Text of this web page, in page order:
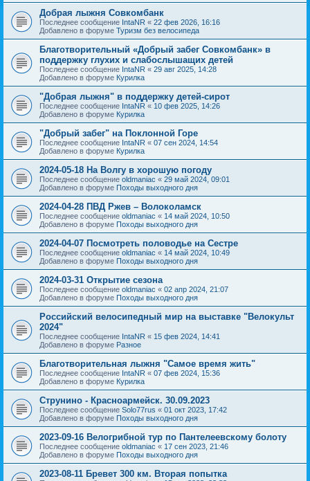
Добрая лыжня Совкомбанк
Последнее сообщение IntaNR « 22 фев 2026, 16:16
Добавлено в форуме Туризм без велосипеда
Благотворительный «Добрый забег Совкомбанк» в
поддержку глухих и слабослышащих детей
Последнее сообщение IntaNR « 29 авг 2025, 14:28
Добавлено в форуме Курилка
"Добрая лыжня" в поддержку детей-сирот
Последнее сообщение IntaNR « 10 фев 2025, 14:26
Добавлено в форуме Курилка
"Добрый забег" на Поклонной Горе
Последнее сообщение IntaNR « 07 сен 2024, 14:54
Добавлено в форуме Курилка
2024-05-18 На Волгу в хорошую погоду
Последнее сообщение oldmaniac « 29 май 2024, 09:01
Добавлено в форуме Походы выходного дня
2024-04-28 ПВД Ржев – Волоколамск
Последнее сообщение oldmaniac « 14 май 2024, 10:50
Добавлено в форуме Походы выходного дня
2024-04-07 Посмотреть половодье на Сестре
Последнее сообщение oldmaniac « 14 май 2024, 10:49
Добавлено в форуме Походы выходного дня
2024-03-31 Открытие сезона
Последнее сообщение oldmaniac « 02 апр 2024, 21:07
Добавлено в форуме Походы выходного дня
Российский велосипедный мир на выставке "Велокульт
2024"
Последнее сообщение IntaNR « 15 фев 2024, 14:41
Добавлено в форуме Разное
Благотворительная лыжня "Самое время жить"
Последнее сообщение IntaNR « 07 фев 2024, 15:36
Добавлено в форуме Курилка
Струнино - Красноармейск. 30.09.2023
Последнее сообщение Solo77rus « 01 окт 2023, 17:42
Добавлено в форуме Походы выходного дня
2023-09-16 Велогрибной тур по Пантелеевскому болоту
Последнее сообщение oldmaniac « 17 сен 2023, 21:46
Добавлено в форуме Походы выходного дня
2023-08-11 Бревет 300 км. Вторая попытка